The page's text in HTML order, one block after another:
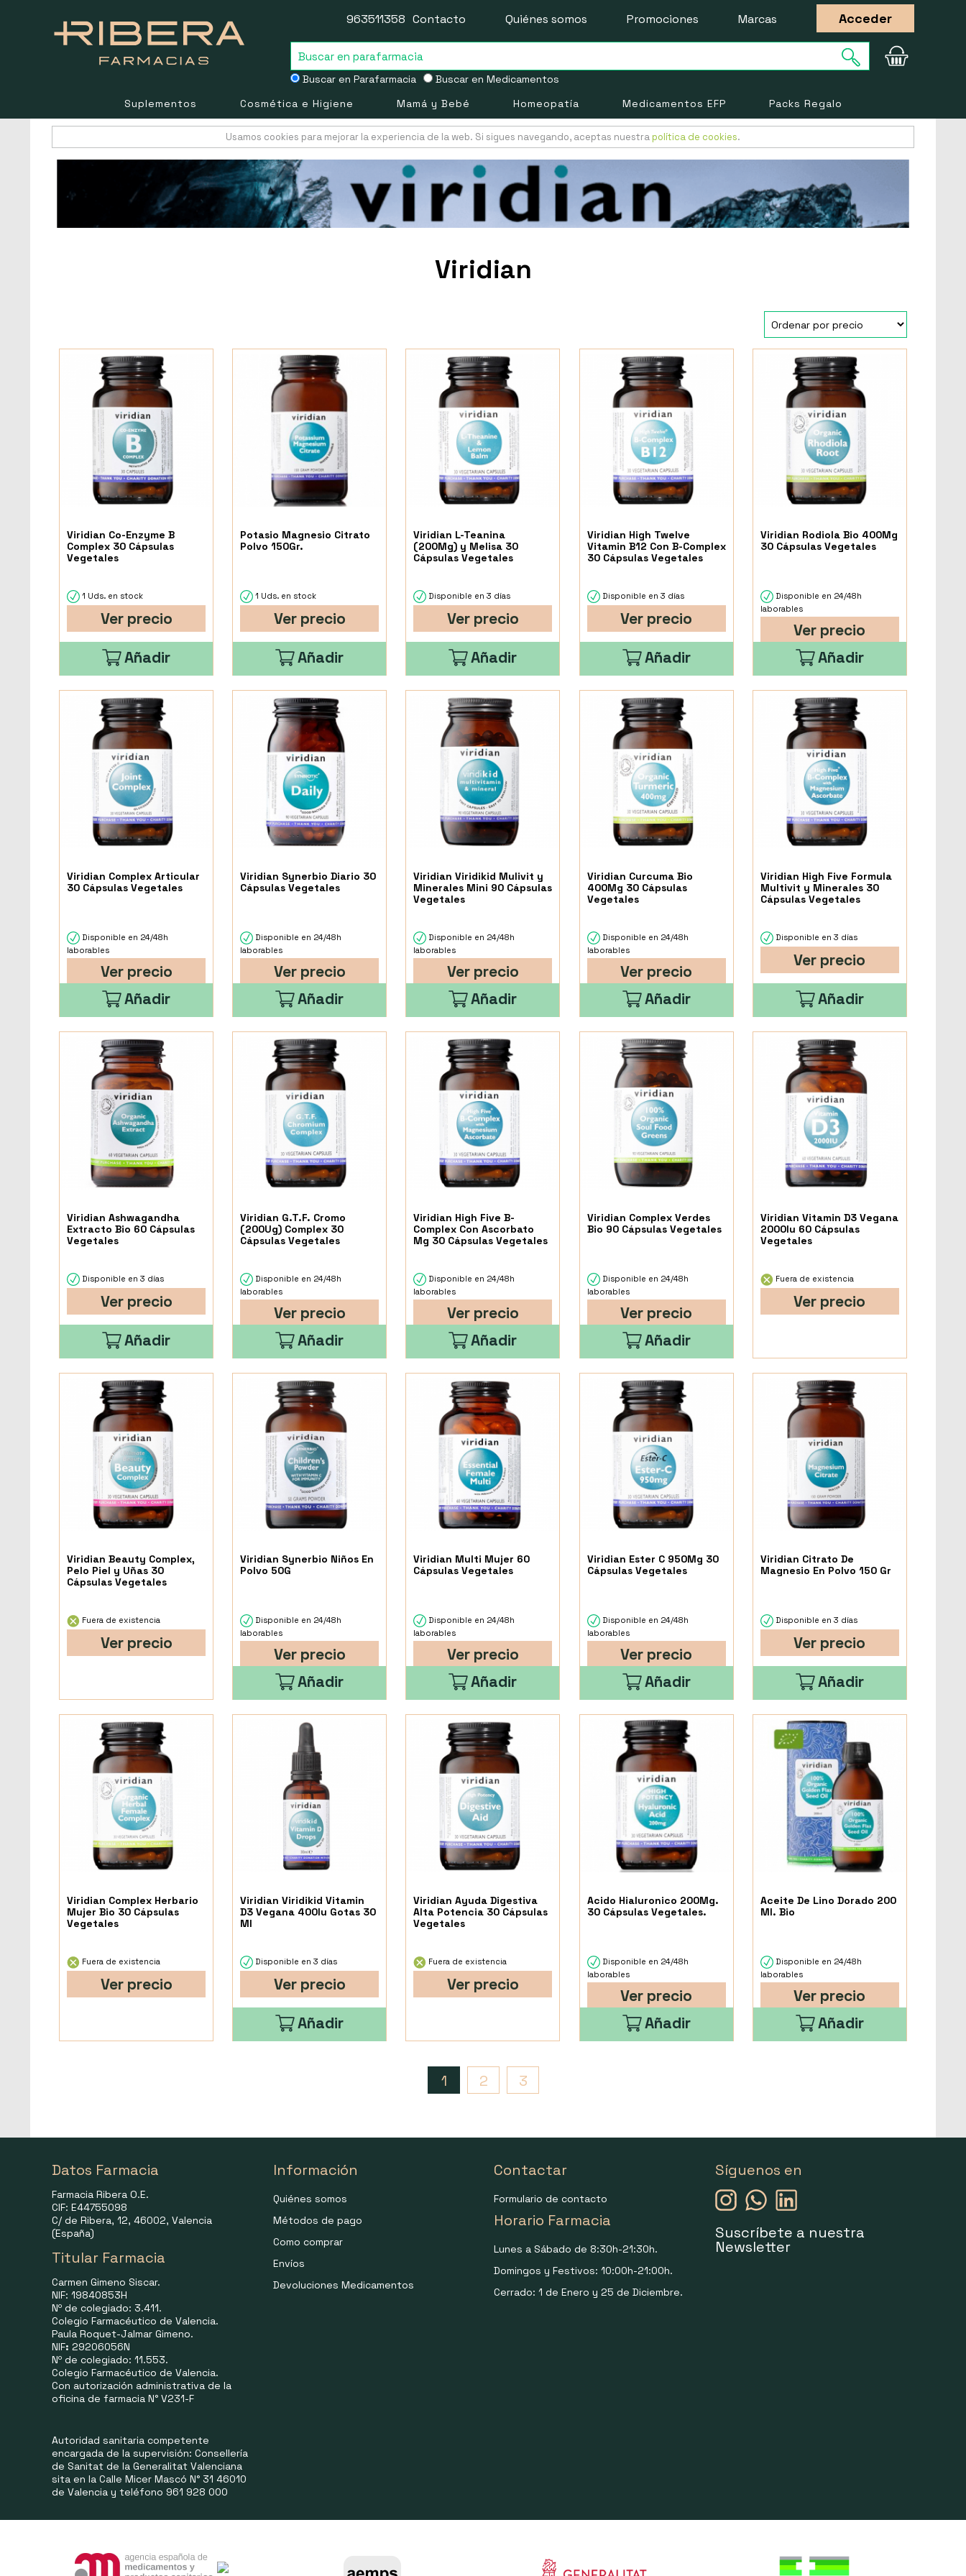
Buscar en Parafarmacia Buscar en Medicamentos
963511358 Contacto Quiénes somos Promociones Marcas Acceder
Suplementos Cosmética e Higiene Mamá y Bebé Homeopatía Medicamentos EFP Packs Regalo
Usamos cookies para mejorar la experiencia de la web. Si sigues navegando, aceptas nuestra política de cookies.
Viridian
Viridian Co-Enzyme B
Complex 30 Cápsulas
Vegetales
1 Uds. en stock
Ver precio
Añadir
Potasio Magnesio Citrato
Polvo 150Gr.
1 Uds. en stock
Ver precio
Añadir
Viridian L-Teanina
(200Mg) y Melisa 30
Cápsulas Vegetales
Disponible en 3 días
Ver precio
Añadir
Viridian High Twelve
Vitamin B12 Con B-Complex
30 Cápsulas Vegetales
Disponible en 3 días
Ver precio
Añadir
Viridian Rodiola Bio 400Mg
30 Cápsulas Vegetales
Disponible en 24/48h
laborables
Ver precio
Añadir
Viridian Complex Articular
30 Cápsulas Vegetales
Disponible en 24/48h
laborables
Ver precio
Añadir
Viridian Synerbio Diario 30
Cápsulas Vegetales
Disponible en 24/48h
laborables
Ver precio
Añadir
Viridian Viridikid Mulivit y
Minerales Mini 90 Cápsulas
Vegetales
Disponible en 24/48h
laborables
Ver precio
Añadir
Viridian Curcuma Bio
400Mg 30 Cápsulas
Vegetales
Disponible en 24/48h
laborables
Ver precio
Añadir
Viridian High Five Formula
Multivit y Minerales 30
Cápsulas Vegetales
Disponible en 3 días
Ver precio
Añadir
Viridian Ashwagandha
Extracto Bio 60 Cápsulas
Vegetales
Disponible en 3 días
Ver precio
Añadir
Viridian G.T.F. Cromo
(200Ug) Complex 30
Cápsulas Vegetales
Disponible en 24/48h
laborables
Ver precio
Añadir
Viridian High Five B-
Complex Con Ascorbato
Mg 30 Cápsulas Vegetales
Disponible en 24/48h
laborables
Ver precio
Añadir
Viridian Complex Verdes
Bio 90 Cápsulas Vegetales
Disponible en 24/48h
laborables
Ver precio
Añadir
Viridian Vitamin D3 Vegana
2000Iu 60 Cápsulas
Vegetales
Fuera de existencia
Ver precio
Viridian Beauty Complex,
Pelo Piel y Uñas 30
Cápsulas Vegetales
Fuera de existencia
Ver precio
Viridian Synerbio Niños En
Polvo 50G
Disponible en 24/48h
laborables
Ver precio
Añadir
Viridian Multi Mujer 60
Cápsulas Vegetales
Disponible en 24/48h
laborables
Ver precio
Añadir
Viridian Ester C 950Mg 30
Cápsulas Vegetales
Disponible en 24/48h
laborables
Ver precio
Añadir
Viridian Citrato De
Magnesio En Polvo 150 Gr
Disponible en 3 días
Ver precio
Añadir
Viridian Complex Herbario
Mujer Bio 30 Cápsulas
Vegetales
Fuera de existencia
Ver precio
Viridian Viridikid Vitamin
D3 Vegana 400Iu Gotas 30
Ml
Disponible en 3 días
Ver precio
Añadir
Viridian Ayuda Digestiva
Alta Potencia 30 Cápsulas
Vegetales
Fuera de existencia
Ver precio
Acido Hialuronico 200Mg.
30 Cápsulas Vegetales.
Disponible en 24/48h
laborables
Ver precio
Añadir
Aceite De Lino Dorado 200
Ml. Bio
Disponible en 24/48h
laborables
Ver precio
Añadir
1 2 3
Datos Farmacia
Farmacia Ribera O.E.
CIF: E44755098
C/ de Ribera, 12, 46002, Valencia
(España)
Titular Farmacia
Carmen Gimeno Siscar.
NIF: 19840853H
Nº de colegiado: 3.411.
Colegio Farmacéutico de Valencia.
Paula Roquet-Jalmar Gimeno.
NIF: 29206056N
Nº de colegiado: 11.553.
Colegio Farmacéutico de Valencia.
Con autorización administrativa de la
oficina de farmacia N° V231-F
Autoridad sanitaria competente
encargada de la supervisión: Consellería
de Sanitat de la Generalitat Valenciana
sita en la Calle Micer Mascó N° 31 46010
de Valencia y teléfono 961 928 000
Información
Quiénes somos
Métodos de pago
Como comprar
Envíos
Devoluciones Medicamentos
Contactar
Formulario de contacto
Horario Farmacia
Lunes a Sábado de 8:30h-21:30h.
Domingos y Festivos: 10:00h-21:00h.
Cerrado: 1 de Enero y 25 de Diciembre.
Síguenos en
Suscríbete a nuestra
Newsletter